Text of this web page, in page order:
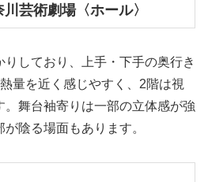
芸術劇場〈ホール〉
しており、上手・下手の奥行き
量を近く感じやすく、2階は視
舞台袖寄りは一部の立体感が強
陰る場面もあります。